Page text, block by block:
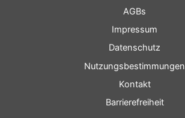
AGBs
Impressum
Datenschutz
Nutzungsbestimmungen
Kontakt
Barrierefreiheit